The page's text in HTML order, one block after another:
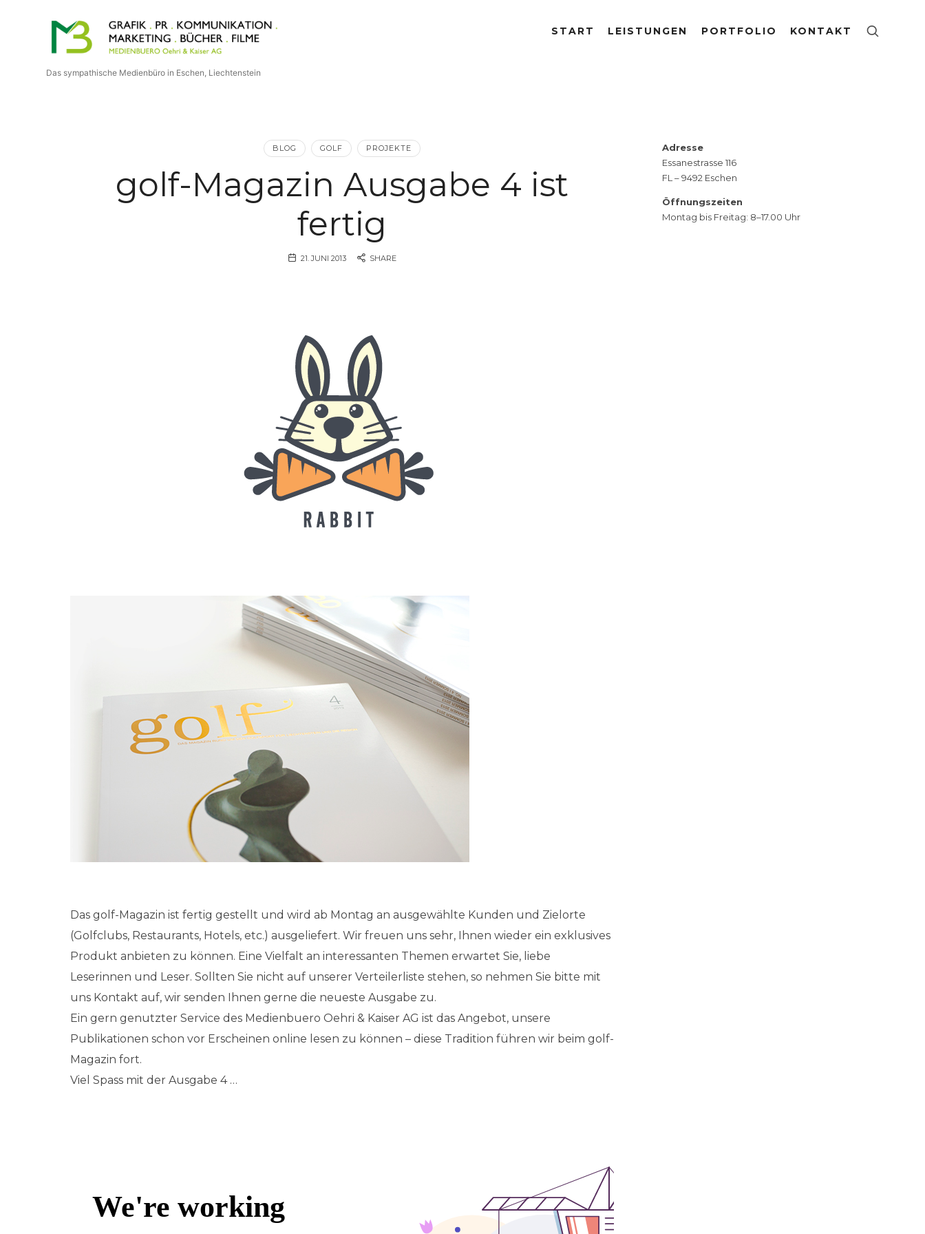
Medienbuero
Oehri
Das sympathische Medienbüro in Eschen, Liechtenstein
START LEISTUNGEN PORTFOLIO KONTAKT
BLOG GOLF PROJEKTE
golf-Magazin Ausgabe 4 ist
fertig
21. JUNI 2013 SHARE
Das golf-Magazin ist fertig gestellt und wird ab Montag an ausgewählte Kunden und Zielorte
(Golfclubs, Restaurants, Hotels, etc.) ausgeliefert. Wir freuen uns sehr, Ihnen wieder ein exklusives
Produkt anbieten zu können. Eine Vielfalt an interessanten Themen erwartet Sie, liebe
Leserinnen und Leser. Sollten Sie nicht auf unserer Verteilerliste stehen, so nehmen Sie bitte mit
uns Kontakt auf, wir senden Ihnen gerne die neueste Ausgabe zu.
Ein gern genutzter Service des Medienbuero Oehri & Kaiser AG ist das Angebot, unsere
Publikationen schon vor Erscheinen online lesen zu können – diese Tradition führen wir beim golf-
Magazin fort.
Viel Spass mit der Ausgabe 4 …
Adresse
Essanestrasse 116
FL – 9492 Eschen
Öffnungszeiten
Montag bis Freitag: 8–17.00 Uhr